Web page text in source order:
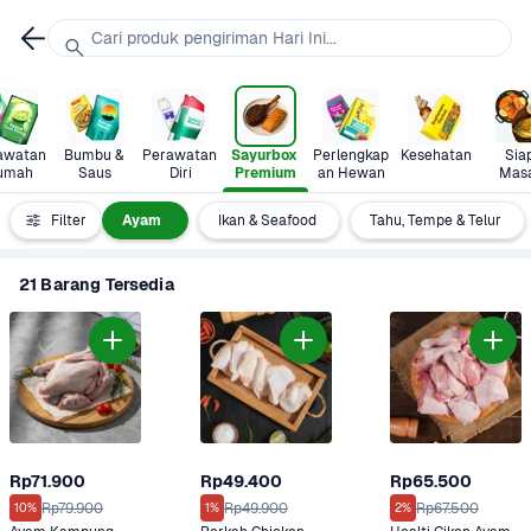
Bumbu &
Saus
Perawatan
Diri
Sayurbox
Premium
Perlengkap
an Hewan
Kesehatan
Filter
Daging Ayam Ikan & Seafood Tahu, Tempe & Telur
21 Barang Tersedia
Rp71.900
10% Rp79.900
Rp49.400
1% Rp49.900
Rp65.500
2% Rp67.500
Cari produk pengiriman Hari Ini...